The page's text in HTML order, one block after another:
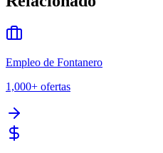
Empleo de Fontanero
1,000+ ofertas